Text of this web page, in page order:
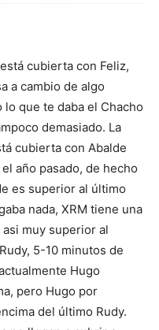
cubierta con Feliz,
a cambio de algo
que te daba el Chacho
demasiado. La
cubierta con Abalde
año pasado, de hecho
es superior al último
nada, XRM tiene una
muy superior al
5-10 minutos de
Hugo
pero Hugo por
del último Rudy.